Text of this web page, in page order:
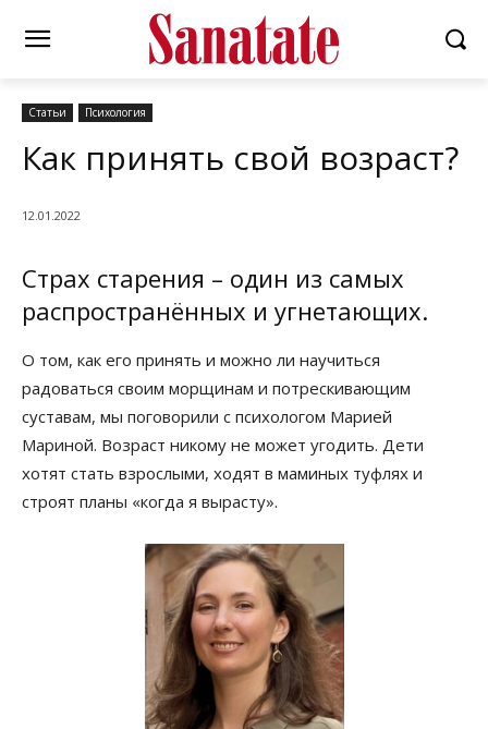
Статьи Психология
Как принять свой возраст?
12.01.2022
Страх старения – один из самых
распространённых и угнетающих.
О том, как его принять и можно ли научиться
радоваться своим морщинам и потрескивающим
суставам, мы поговорили с психологом Марией
Мариной. Возраст никому не может угодить. Дети
хотят стать взрослыми, ходят в маминых туфлях и
строят планы «когда я вырасту».